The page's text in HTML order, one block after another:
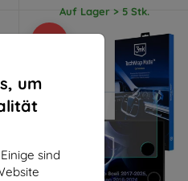
um
sind
Auf Lager > 5 Stk.